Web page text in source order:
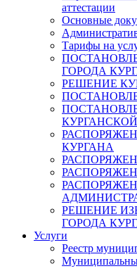
аттестации
Основные
Тарифы на
ГОРОДА
РЕШЕНИЕ
КУРГАНА
РЕШЕНИЕ
ГОРОДА
Услуги
Реестр